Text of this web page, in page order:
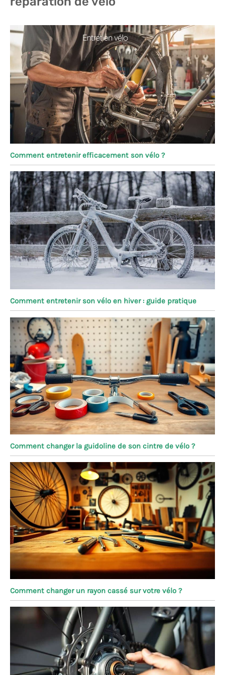
Comment entretenir efficacement son vélo ?
Comment entretenir son vélo en hiver : guide pratique
Comment changer la guidoline de son cintre de vélo ?
Comment changer un rayon cassé sur votre vélo ?